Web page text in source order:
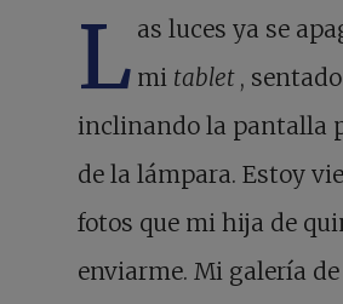
L as luces ya se
mi tablet ,
inclinando la pantalla
de la lámpara. Estoy
fotos que mi hija de
enviarme. Mi galería